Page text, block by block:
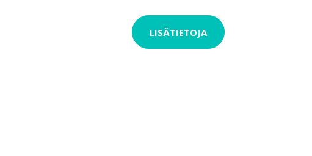
LISÄTIETOJA